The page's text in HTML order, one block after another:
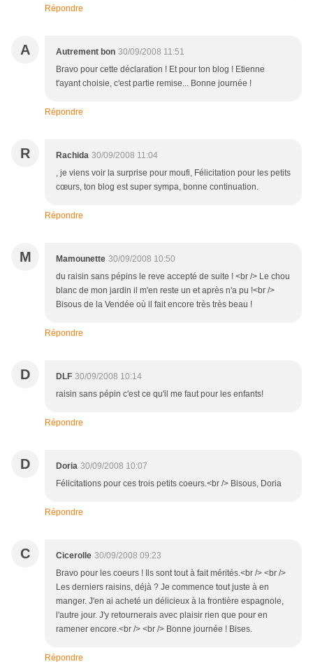
Répondre
A Autrement bon 30/09/2008 11:51
Bravo pour cette déclaration ! Et pour ton blog ! Etienne
t'ayant choisie, c'est partie remise... Bonne journée !
Répondre
R Rachida 30/09/2008 11:04
, je viens voir la surprise pour moufi, Félicitation pour les petits
cœurs, ton blog est super sympa, bonne continuation.
Répondre
M Mamounette 30/09/2008 10:50
du raisin sans pépins le reve accepté de suite ! <br /> Le chou
blanc de mon jardin il m'en reste un et après n'a pu !<br />
Bisous de la Vendée où il fait encore très très beau !
Répondre
D DLF 30/09/2008 10:14
raisin sans pépin c'est ce qu'il me faut pour les enfants!
Répondre
D Doria 30/09/2008 10:07
Félicitations pour ces trois petits coeurs.<br /> Bisous, Doria
Répondre
C Cicerolle 30/09/2008 09:23
Bravo pour les coeurs ! Ils sont tout à fait mérités.<br /> <br />
Les derniers raisins, déjà ? Je commence tout juste à en
manger. J'en ai acheté un délicieux à la frontière espagnole,
l'autre jour. J'y retournerais avec plaisir rien que pour en
ramener encore.<br /> <br /> Bonne journée ! Bises.
Répondre